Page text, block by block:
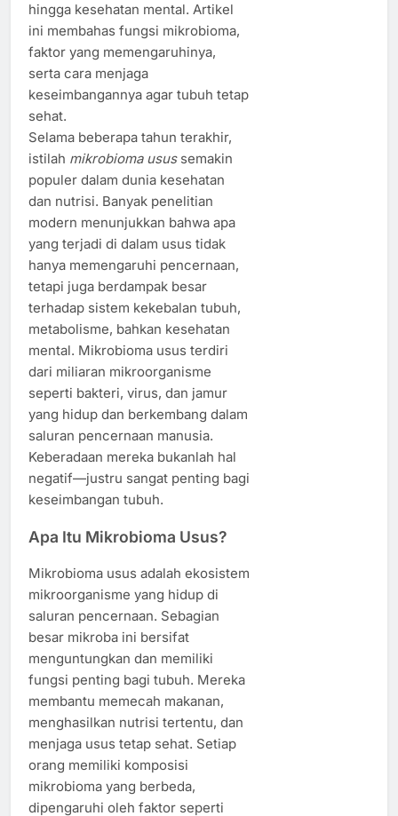
hingga kesehatan mental. Artikel
ini membahas fungsi mikrobioma,
faktor yang memengaruhinya,
serta cara menjaga
keseimbangannya agar tubuh tetap
sehat.
Selama beberapa tahun terakhir,
istilah mikrobioma usussemakin
populer dalam dunia kesehatan
dan nutrisi. Banyak penelitian
modern menunjukkan bahwa apa
yang terjadi di dalam usus tidak
hanya memengaruhi pencernaan,
tetapi juga berdampak besar
terhadap sistem kekebalan tubuh,
metabolisme, bahkan kesehatan
mental. Mikrobioma usus terdiri
dari miliaran mikroorganisme
seperti bakteri, virus, dan jamur
yang hidup dan berkembang dalam
saluran pencernaan manusia.
Keberadaan mereka bukanlah hal
negatif—justru sangat penting bagi
keseimbangan tubuh.
Apa Itu Mikrobioma Usus?
Mikrobioma usus adalah ekosistem
mikroorganisme yang hidup di
saluran pencernaan. Sebagian
besar mikroba ini bersifat
menguntungkan dan memiliki
fungsi penting bagi tubuh. Mereka
membantu memecah makanan,
menghasilkan nutrisi tertentu, dan
menjaga usus tetap sehat. Setiap
orang memiliki komposisi
mikrobioma yang berbeda,
dipengaruhi oleh faktor seperti